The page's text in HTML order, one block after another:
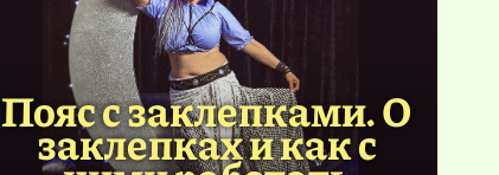
Пояс с заклепками. О
заклепках и как с